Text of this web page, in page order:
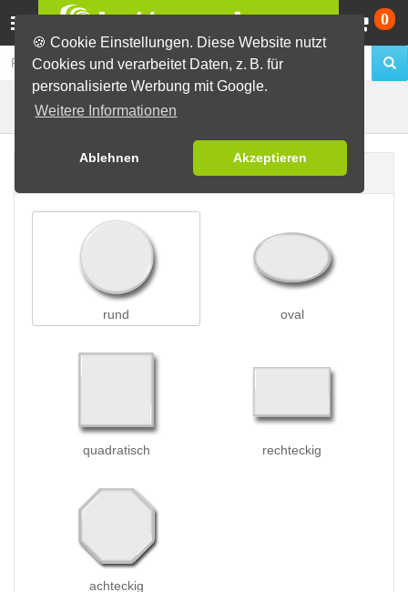
🍪 Cookie Einstellungen. Diese Website nutzt
Cookies und verarbeitet Daten, z. B. für
personalisierte Werbung mit Google.
Weitere Informationen
Ablehnen Akzeptieren
0
Buttons erstellen Buttons mit Saugnapf
rund oval
quadratisch rechteckig
achteckig